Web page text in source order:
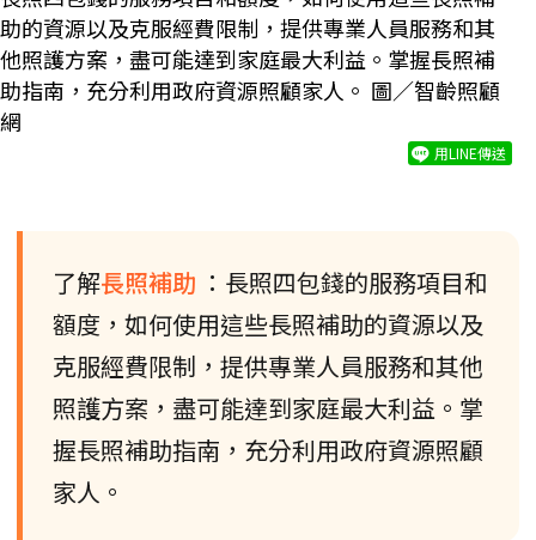
助的資源以及克服經費限制，提供專業人員服務和其
他照護方案，盡可能達到家庭最大利益。掌握長照補
助指南，充分利用政府資源照顧家人。 圖／智齡照顧
網
用LINE傳送
了解長照補助 ：長照四包錢的服務項目和
額度，如何使用這些長照補助的資源以及
克服經費限制，提供專業人員服務和其他
照護方案，盡可能達到家庭最大利益。掌
握長照補助指南，充分利用政府資源照顧
家人。